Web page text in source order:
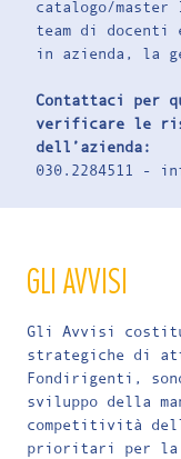
catalogo/
team di
in azienda, la
Contattaci per
verificare le
dell’azienda:
030.2284511 -
GLI AVVISI
Gli Avvisi
strategiche di
Fondirigenti,
sviluppo della
competitività
prioritari per la